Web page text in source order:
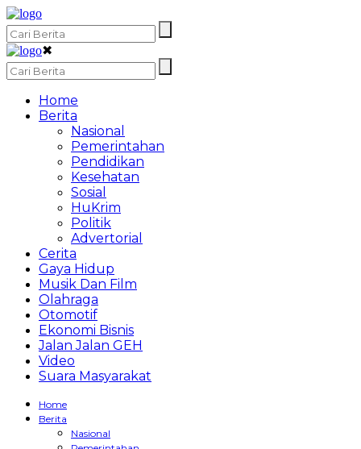
✖
Home
Berita
Nasional
Pemerintahan
Pendidikan
Kesehatan
Sosial
HuKrim
Politik
Advertorial
Cerita
Gaya Hidup
Musik Dan Film
Olahraga
Otomotif
Ekonomi Bisnis
Jalan Jalan GEH
Video
Suara Masyarakat
Home
Berita
Nasional